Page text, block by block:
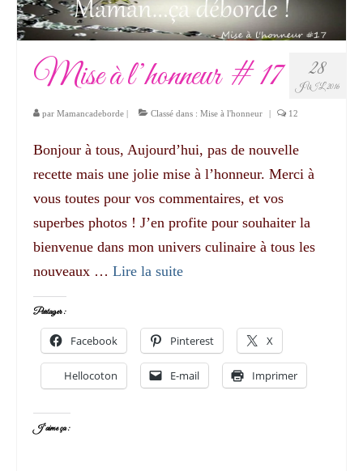
28
JUIL 2016
Mise à l’honneur # 17
par Mamancadeborde Classé dans : Mise à l'honneur 12
Bonjour à tous, Aujourd’hui, pas de nouvelle
recette mais une jolie mise à l’honneur. Merci à
vous toutes pour vos commentaires, et vos
superbes photos ! J’en profite pour souhaiter la
bienvenue dans mon univers culinaire à tous les
nouveaux … Lire la suite­­
Partager :
Facebook Pinterest X
Hellocoton E-mail Imprimer
J’aime ça :